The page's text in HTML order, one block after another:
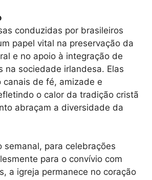
conduzidas por brasileiros
papel vital na preservação da
e no apoio à integração de
na sociedade irlandesa. Elas
canais de fé, amizade e
o calor da tradição cristã
abraçam a diversidade da
semanal, para celebrações
para o convívio com
a igreja permanece no coração